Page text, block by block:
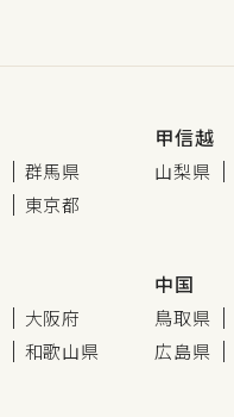
群馬県
東京都
甲信越
山梨県
大阪府
和歌山県
中国
鳥取県
広島県